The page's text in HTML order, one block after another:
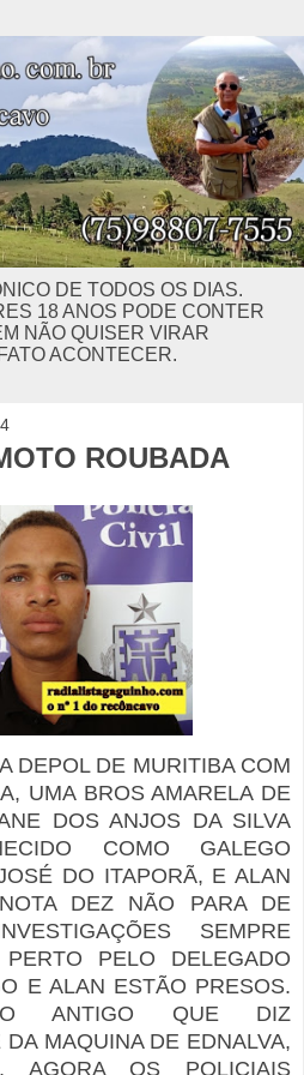
DE TODOS OS DIAS.
18 ANOS PODE CONTER
NÃO QUISER VIRAR
ACONTECER.
ROUBADA
DEPOL DE MURITIBA COM
UMA BROS AMARELA DE
DOS ANJOS DA SILVA
COMO GALEGO
DO ITAPORÃ, E ALAN
DEZ NÃO PARA DE
SEMPRE
PELO DELEGADO
E ALAN ESTÃO PRESOS.
ANTIGO QUE DIZ
MAQUINA DE EDNALVA,
AGORA OS POLICIAIS